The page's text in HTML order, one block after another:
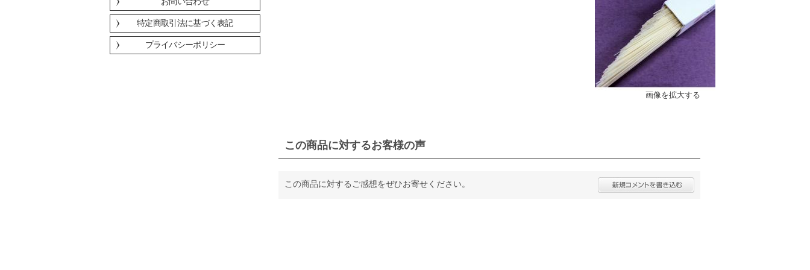
特定商取引法に基づく表記
プライバシーポリシー
画像を拡大する
この商品に対するお客様の声
この商品に対するご感想をぜひお寄せください。